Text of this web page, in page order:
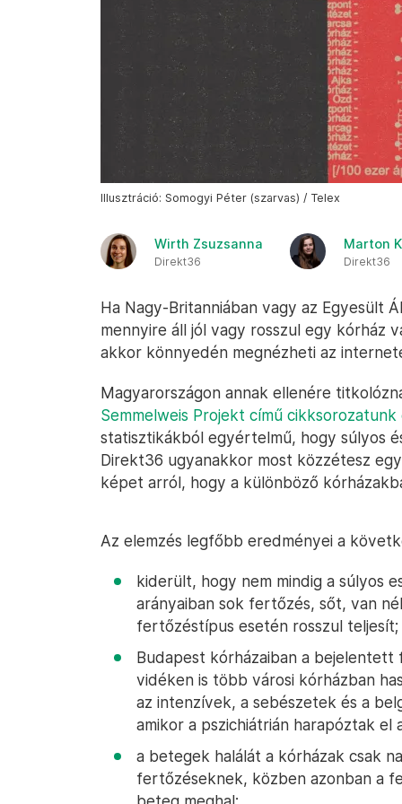
Illusztráció: Somogyi Péter (szarvas) / Telex
Wirth Zsuzsanna
Direkt36
Marton
Direkt36
Ha Nagy-Britanniában vagy az Egyesült
mennyire áll jól vagy rosszul egy kórház
akkor könnyedén megnézheti az
Magyarországon annak ellenére
Semmelweis Projekt című
statisztikákból egyértelmű, hogy súlyos
Direkt36 ugyanakkor most közzétesz
képet arról, hogy a különböző
Az elemzés legfőbb eredményei a
kiderült, hogy nem mindig a súlyos
arányaiban sok fertőzés, sőt, van
fertőzéstípus esetén rosszul teljesít;
Budapest kórházaiban a
vidéken is több városi kórházban
az intenzívek, a sebészetek és a
amikor a pszichiátrián harapóztak el
a betegek halálát a kórházak csak
fertőzéseknek, közben azonban a